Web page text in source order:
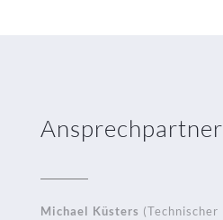
Ansprechpartner
Michael Küsters (Technischer